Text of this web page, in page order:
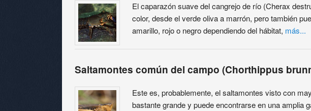
El caparazón suave del cangrejo de río (Cherax
color, desde el verde oliva a marrón, pero también
amarillo, rojo o negro dependiendo del hábitat, más...
Saltamontes común del campo (Chorthippus
Este es, probablemente, el saltamontes visto con
bastante grande y puede encontrarse en una amplia